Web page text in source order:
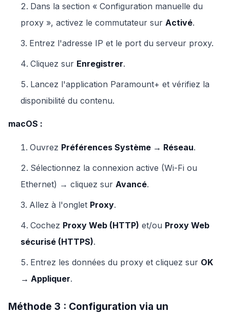
Dans la section « Configuration manuelle du
proxy », activez le commutateur sur Activé.
Entrez l'adresse IP et le port du serveur proxy.
Cliquez sur Enregistrer.
Lancez l'application Paramount+ et vérifiez la
disponibilité du contenu.
macOS :
Ouvrez Préférences Système → Réseau.
Sélectionnez la connexion active (Wi-Fi ou
Ethernet) → cliquez sur Avancé.
Allez à l'onglet Proxy.
Cochez Proxy Web (HTTP) et/ou Proxy Web
sécurisé (HTTPS).
Entrez les données du proxy et cliquez sur OK
→ Appliquer.
Méthode 3 : Configuration via un